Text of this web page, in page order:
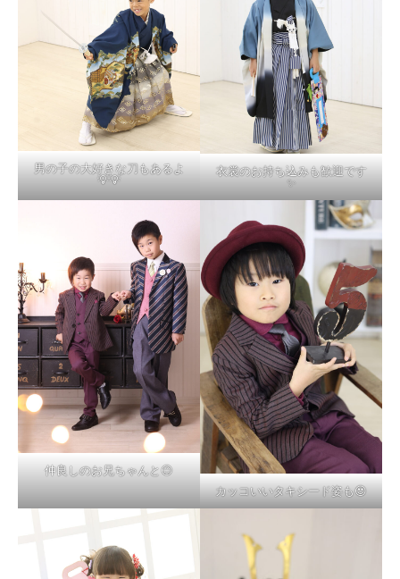
男の子の大好きな刀もあるよ
💡💡
衣裳のお持ち込みも歓迎です
✨
仲良しのお兄ちゃんと😊
カッコいいタキシード姿も😍
Instagram